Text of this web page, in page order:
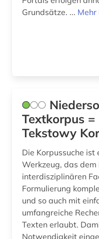
Grundsätze. ... Mehr
Textkorpus
Tekstowy
Die Korpussuche
Werkzeug, das
interdisziplinären
Formulierung
und so auch mit
umfangreiche
Texten erlaubt.
Notwendigkeit